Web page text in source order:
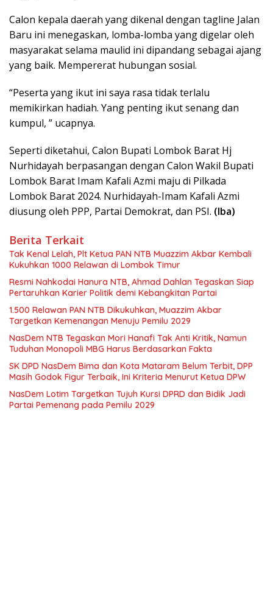
Calon kepala daerah yang dikenal dengan tagline Jalan
Baru ini menegaskan, lomba-lomba yang digelar oleh
masyarakat selama maulid ini dipandang sebagai ajang
yang baik. Mempererat hubungan sosial.
“Peserta yang ikut ini saya rasa tidak terlalu
memikirkan hadiah. Yang penting ikut senang dan
kumpul, ” ucapnya.
Seperti diketahui, Calon Bupati Lombok Barat Hj
Nurhidayah berpasangan dengan Calon Wakil Bupati
Lombok Barat Imam Kafali Azmi maju di Pilkada
Lombok Barat 2024. Nurhidayah-Imam Kafali Azmi
diusung oleh PPP, Partai Demokrat, dan PSI. (Iba)
Berita Terkait
Tak Kenal Lelah, Plt Ketua PAN NTB Muazzim Akbar Kembali
Kukuhkan 1000 Relawan di Lombok Timur
Resmi Nahkodai Hanura NTB, Ahmad Dahlan Tegaskan Siap
Pertaruhkan Karier Politik demi Kebangkitan Partai
1.500 Relawan PAN NTB Dikukuhkan, Muazzim Akbar
Targetkan Kemenangan Menuju Pemilu 2029
NasDem NTB Tegaskan Mori Hanafi Tak Anti Kritik, Namun
Tuduhan Monopoli MBG Harus Berdasarkan Fakta
SK DPD NasDem Bima dan Kota Mataram Belum Terbit, DPP
Masih Godok Figur Terbaik, Ini Kriteria Menurut Ketua DPW
NasDem Lotim Targetkan Tujuh Kursi DPRD dan Bidik Jadi
Partai Pemenang pada Pemilu 2029